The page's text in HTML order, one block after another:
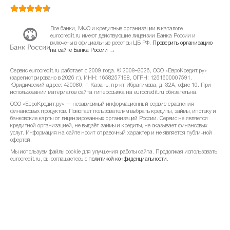
февраль 2023 702.52 ₽ +0.45%
январь 2023 699.4 ₽ +2.63%
декабрь 2022 681.46 ₽ +0.1%
ноябрь 2022 680.78 ₽ -0.08%
октябрь 2022
сентябрь 2022 -0.06%
Все банки, МФО и кредитные организации в каталоге
eurocredit.ru имеют действующие лицензии Банка России и
включены в официальные реестры ЦБ РФ.
Проверить организацию
на сайте Банка России →
Сервис eurocredit.ru работает с 2009 года. © 2009–2026, ООО «ЕвроКредит.ру»
(зарегистрировано в 2026 г.). ИНН: 1658257198, ОГРН: 1261600007591.
Юридический адрес: 420080, г. Казань, пр-кт Ибрагимова, д. 32А, офис 10. При
использовании материалов сайта гиперссылка на eurocredit.ru обязательна.
ООО «ЕвроКредит.ру» — независимый информационный сервис сравнения
финансовых продуктов. Помогает пользователям выбрать кредиты, займы, ипотеку и
банковские карты от лицензированных организаций России. Сервис не является
кредитной организацией, не выдаёт займы и кредиты, не оказывает финансовых
услуг. Информация на сайте носит справочный характер и не является публичной
офертой.
Мы используем файлы cookie для улучшения работы сайта. Продолжая использовать
eurocredit.ru, вы соглашаетесь с политикой конфиденциальности